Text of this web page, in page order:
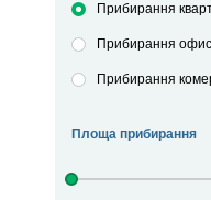
Прибирання
Прибирання
Прибирання
Площа прибирання